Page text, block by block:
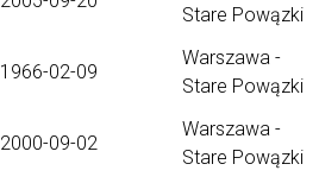
Stare Powązki
1966-02-09
Warszawa -
Stare Powązki
2000-09-02
Warszawa -
Stare Powązki